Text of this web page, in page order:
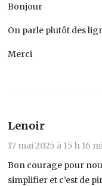
Bonjour
On parle plutôt des
Merci
Lenoir
17 mai 2025 à 15 h 16
Bon courage pour
simplifier et c’est de